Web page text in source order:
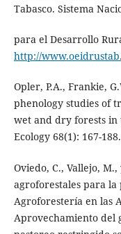
Tabasco. Sistema
para el Desarrollo
http://
Opler, P.A., Frankie,
phenology studies of
wet and dry forests in
Ecology 68(1): 167-188.
Oviedo, C., Vallejo,
agroforestales para la
Agroforestería en las
Aprovechamiento del